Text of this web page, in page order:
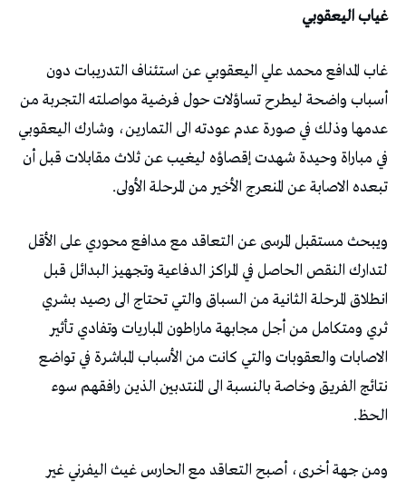
غياب اليعقوبي
غاب المدافع محمد علي اليعقوبي عن استئناف التدريبات دون
أسباب واضحة ليطرح تساؤلات حول فرضية مواصلته التجربة من
عدمها وذلك في صورة عدم عودته الى التمارين، وشارك اليعقوبي
في مباراة وحيدة شهدت إقصاؤه ليغيب عن ثلاث مقابلات قبل أن
تبعده الاصابة عن المنعرج الأخير من المرحلة الأولى.
ويبحث مستقبل المرسى عن التعاقد مع مدافع محوري على الأقل
لتدارك النقص الحاصل في المراكز الدفاعية وتجهيز البدائل قبل
انطلاق المرحلة الثانية من السباق والتي تحتاج الى رصيد بشري
ثري ومتكامل من أجل مجابهة ماراطون المباريات وتفادي تأثير
الاصابات والعقوبات والتي كانت من الأسباب المباشرة في تواضع
نتائج الفريق وخاصة بالنسبة الى المنتدبين الذين رافقهم سوء
الحظ.
ومن جهة أخرى، أصبح التعاقد مع الحارس غيث اليفرني غير